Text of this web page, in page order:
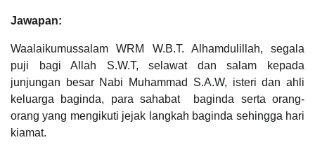
Jawapan:
Waalaikumussalam WRM W.B.T. Alhamdulillah, segala
puji bagi Allah S.W.T, selawat dan salam kepada
junjungan besar Nabi Muhammad S.A.W, isteri dan ahli
keluarga baginda, para sahabat baginda serta orang-
orang yang mengikuti jejak langkah baginda sehingga hari
kiamat.